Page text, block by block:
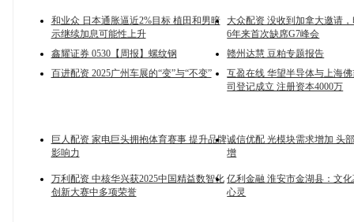
和业众 日本通胀逼近2%目标 植田和男暗
示继续加息可能性上升
大众配资 没收到加拿大邀请
6年来首次缺席G7峰会
鑫耀证券 0530【周报】螺纹钢
赣州达慧 豆粕专题报告
百进配资 2025广州车展的“变”与“不变”
互盈在线 华望半导体与上海
司登记成立 注册资本4000万
巨人配资 家电巨头拥抱体育赛事 提升品牌
影响力
诚信优配 光模块需求增加 头
增
万利配资 中核华兴获2025中国精益数智化
创新大赛中多项荣誉
亿利金融 淮安市金湖县：文
心灵